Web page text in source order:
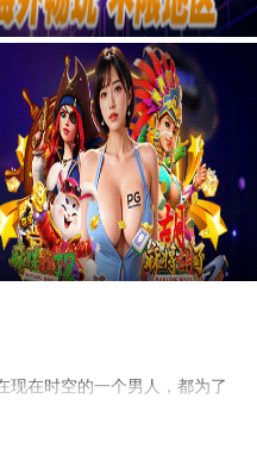
现在时空的一个男人，都为了